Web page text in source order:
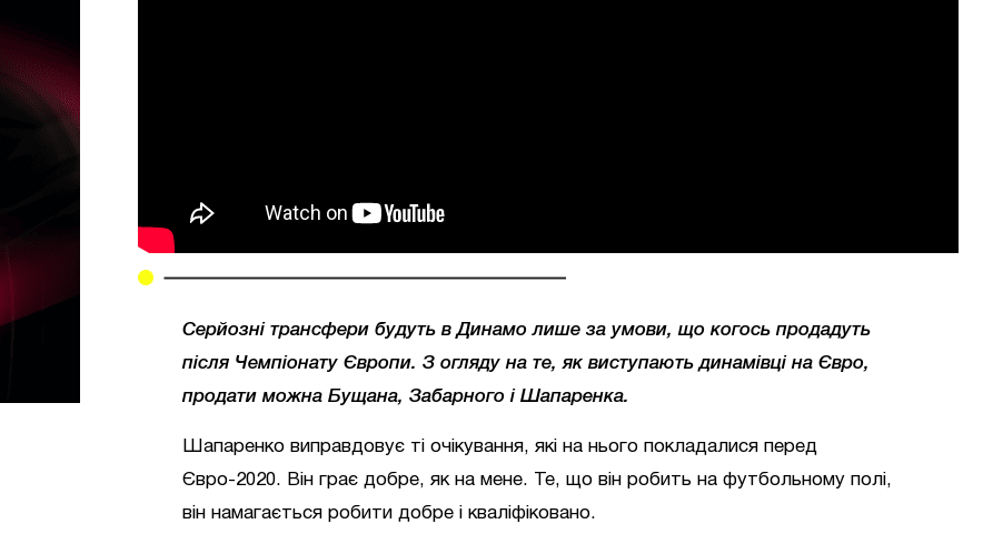
Серйозні трансфери будуть в Динамо лише за умови, що когось продадуть
після Чемпіонату Європи. З огляду на те,як виступають динамівці на Євро,
продати можна Бущана, Забарного і Шапаренка.
Шапаренко виправдовує ті очікування, які на нього покладалися перед
Євро-2020. Він грає добре, як на мене. Те, що він робить на футбольному полі,
він намагається робити добре і кваліфіковано.